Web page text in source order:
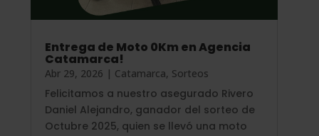
Entrega de Moto 0Km en Agencia
Catamarca!
Abr 29, 2026 | Catamarca, Sorteos
Felicitamos a nuestro asegurado Rivero
Daniel Alejandro, ganador del sorteo de
Octubre 2025, quien se llevó una moto